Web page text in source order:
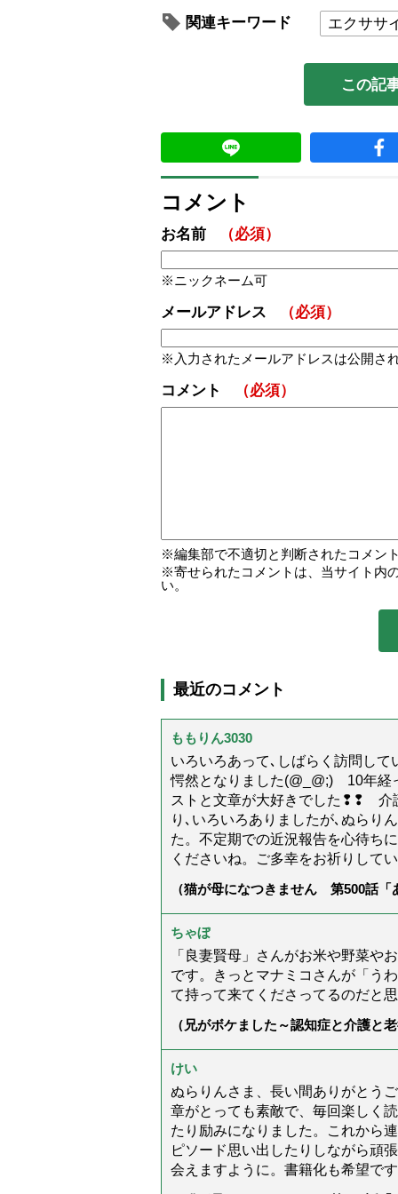
関連キーワード エクササ
この記
コメント
お名前 （必須）
ニックネーム可
メールアドレス （必須）
入力されたメールアドレスは公開さ
コメント （必須）
編集部で不適切と判断されたコメン
寄せられたコメントは、当サイト内
い。
最近のコメント
ももりん3030
いろいろあって､しばらく訪問し
愕然となりました(@_@;) 10年経
ストと文章が大好きでした❢❢ 介
り､いろいろありましたが､ぬらり
た。不定期での近況報告を心待ち
くださいね。ご多幸をお祈りして
（猫が母になつきません 第500話「
ちゃぼ
「良妻賢母」さんがお米や野菜や
です。きっとマナミコさんが「う
て持って来てくださってるのだと
（兄がボケました～認知症と介護と
けい
ぬらりんさま、長い間ありがとう
章がとっても素敵で、毎回楽しく
たり励みになりました。これから
ピソード思い出したりしながら頑
会えますように。書籍化も希望で